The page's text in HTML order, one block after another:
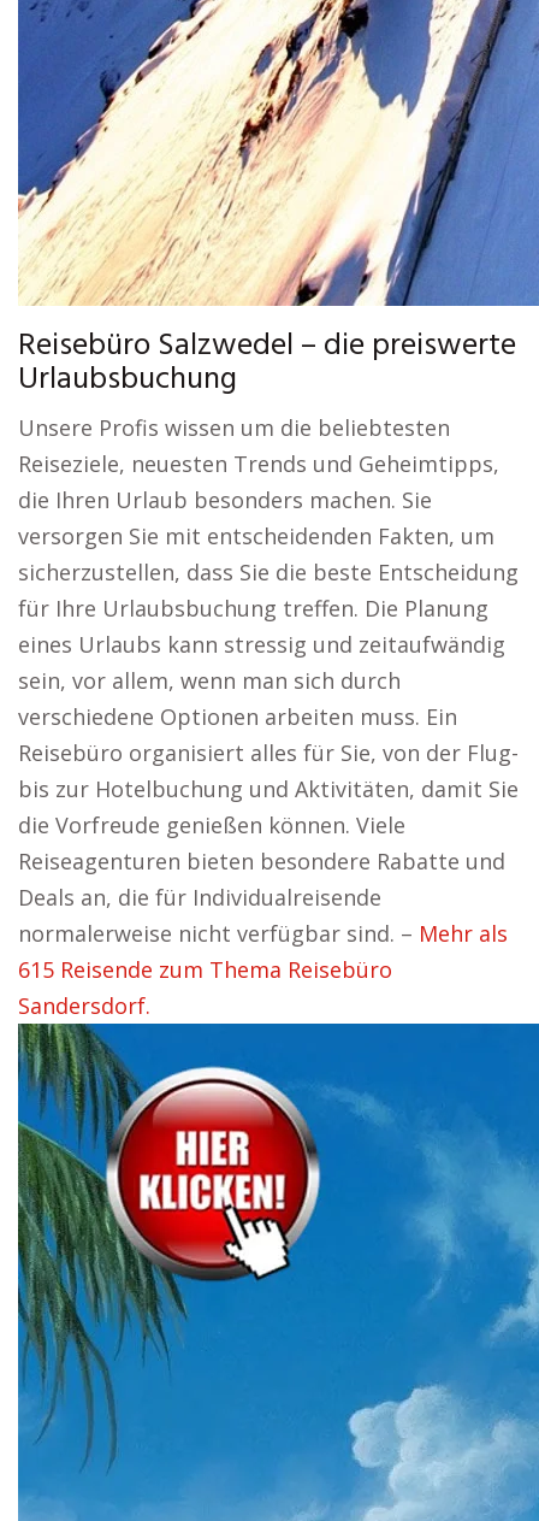
Reisebüro Salzwedel – die preiswerte
Urlaubsbuchung
Unsere Profis wissen um die beliebtesten
Reiseziele, neuesten Trends und Geheimtipps,
die Ihren Urlaub besonders machen. Sie
versorgen Sie mit entscheidenden Fakten, um
sicherzustellen, dass Sie die beste Entscheidung
für Ihre Urlaubsbuchung treffen. Die Planung
eines Urlaubs kann stressig und zeitaufwändig
sein, vor allem, wenn man sich durch
verschiedene Optionen arbeiten muss. Ein
Reisebüro organisiert alles für Sie, von der Flug-
bis zur Hotelbuchung und Aktivitäten, damit Sie
die Vorfreude genießen können. Viele
Reiseagenturen bieten besondere Rabatte und
Deals an, die für Individualreisende
normalerweise nicht verfügbar sind. – Mehr als
615 Reisende zum Thema Reisebüro
Sandersdorf.